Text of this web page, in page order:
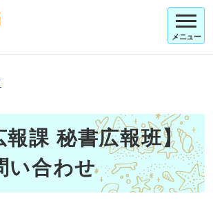
メニュー
報課 秘書広報班】
い合わせ